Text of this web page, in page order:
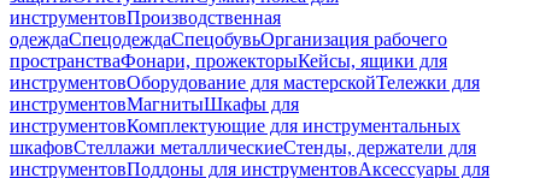
инструментовПроизводственная
одеждаСпецодеждаСпецобувьОрганизация рабочего
пространстваФонари, прожекторыКейсы, ящики для
инструментовОборудование для мастерскойТележки для
инструментовМагнитыШкафы для
инструментовКомплектующие для инструментальных
шкафовСтеллажи металлическиеСтенды, держатели для
инструментовПоддоны для инструментовАксессуары для